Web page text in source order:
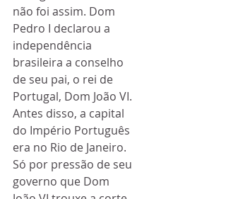
não foi assim. Dom
Pedro I declarou a
independência
brasileira a conselho
de seu pai, o rei de
Portugal, Dom João VI.
Antes disso, a capital
do Império Português
era no Rio de Janeiro.
Só por pressão de seu
governo que Dom